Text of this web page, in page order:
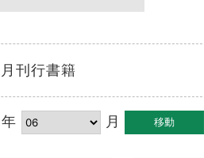
刊行書籍
年 月